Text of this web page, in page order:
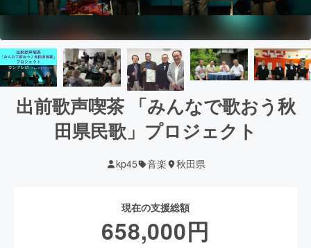
出前歌声喫茶 「みんなで歌おう秋
田県民歌」プロジェクト
kp45 音楽 秋田県
現在の支援総額
658,000円